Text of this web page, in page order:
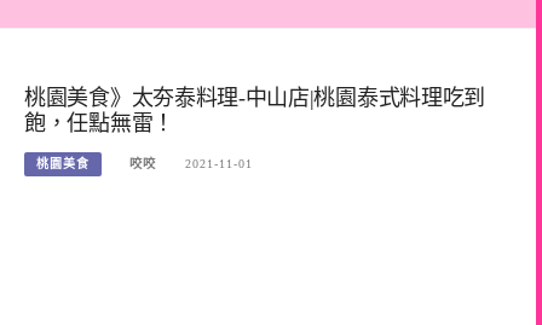
桃園美食》太夯泰料理-中山店|桃園泰式料理吃到
飽，任點無雷！
桃園美食 咬咬 2021-11-01